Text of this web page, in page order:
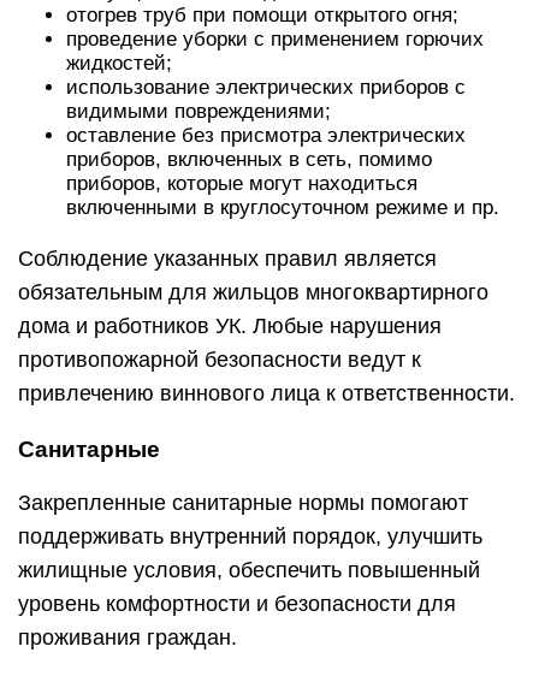
отогрев труб при помощи открытого огня;
проведение уборки с применением горючих
жидкостей;
использование электрических приборов с
видимыми повреждениями;
оставление без присмотра электрических
приборов, включенных в сеть, помимо
приборов, которые могут находиться
включенными в круглосуточном режиме и пр.
Соблюдение указанных правил является
обязательным для жильцов многоквартирного
дома и работников УК. Любые нарушения
противопожарной безопасности ведут к
привлечению виннового лица к ответственности.
Санитарные
Закрепленные санитарные нормы помогают
поддерживать внутренний порядок, улучшить
жилищные условия, обеспечить повышенный
уровень комфортности и безопасности для
проживания граждан.